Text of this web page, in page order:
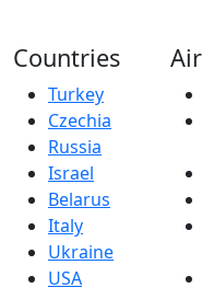
Countries
Turkey
Czechia
Russia
Israel
Belarus
Italy
Ukraine
USA